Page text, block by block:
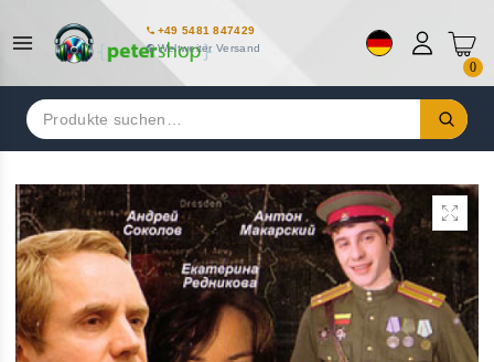
+49 5481 847429
Weltweiter Versand
0
Suchen
nach: